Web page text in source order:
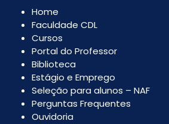
Home
Faculdade CDL
Cursos
Portal do Professor
Biblioteca
Estágio e Emprego
Seleção para alunos – NAF
Perguntas Frequentes
Ouvidoria